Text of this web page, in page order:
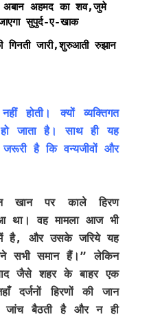
अबान अहमद का शव,जुमे
सुपुर्द-ए-खाक
गिनती जारी,शुरुआती रुझान
होती। क्यों व्यक्तिगत
जाता है। साथ ही यह
जरूरी है कि वन्यजीवों और
खान पर काले हिरण
था। वह मामला आज भी
में है, और उसके जरिये यह
सभी समान हैं।” लेकिन
जैसे शहर के बाहर एक
दर्जनों हिरणों की जान
बैठती है और न ही